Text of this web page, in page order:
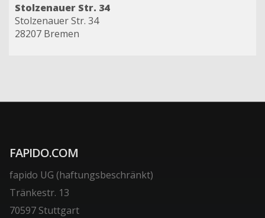
Stolzenauer Str. 34
Stolzenauer Str. 34
28207 Bremen
FAPIDO.COM
fapido UG (haftungsbeschränkt)
Tränkestr. 13
70597 Stuttgart